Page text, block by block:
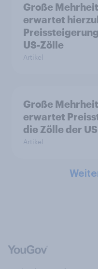
Große
erwartet
US-Zölle
Artikel
Große
erwartet
die Zölle der
Artikel